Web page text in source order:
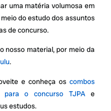
uma matéria volumosa em
do estudo dos assuntos
de concurso.
nosso material, por meio da
.
e conheça os combos
o concurso TJPAe
estudos.